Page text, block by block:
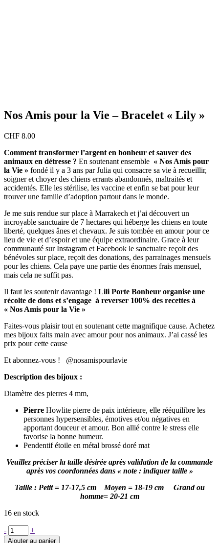
Nos Amis pour la Vie – Bracelet « Lily »
CHF 8.00
Comment transformer l’argent en bonheur et sauver des
animaux en détresse ? En soutenant ensemble « Nos Amis pour
la Vie » fondé il y a 3 ans par Julia qui consacre sa vie à recueillir,
soigner et choyer des chiens errants abandonnés, maltraités et
accidentés. Elle les stérilise, les vaccine et enfin se bat pour leur
trouver une famille d’adoption partout dans le monde.
Je me suis rendue sur place à Marrakech et j’ai découvert un
incroyable sanctuaire de 7 hectares qui héberge les chiens en toute
liberté, quelques ânes et chevaux. Je suis tombée en amour pour ce
lieu de vie et d’espoir et une équipe extraordinaire. Grace à leur
communauté sur Instagram et Facebook le sanctuaire reçoit des
bénévoles sur place, reçoit des donations, des parrainages mensuels
pour les chiens. Cela paye une partie des énormes frais mensuel,
mais cela ne suffit pas.
Il faut les soutenir davantage ! Lili Porte Bonheur organise une
récolte de dons et s’engage à reverser 100% des recettes à
« Nos Amis pour la Vie »
Faites-vous plaisir tout en soutenant cette magnifique cause. Achetez
mes bijoux faits main avec amour pour nos animaux. J’ai cassé les
prix pour cette cause
Et abonnez-vous ! @nosamispourlavie
Description des bijoux :
Diamètre des pierres 4 mm,
Pierre Howlite pierre de paix intérieure, elle rééquilibre les
personnes hypersensibles, émotives et/ou négatives en
apportant douceur et amour. Bon allié contre le stress elle
favorise la bonne humeur.
Pendentif étoile en métal brossé doré mat
Veuillez préciser la taille désirée après validation de la commande
après vos coordonnées dans « note : indiquer taille »
Taille : Petit = 17-17,5 cm Moyen = 18-19 cm Grand ou
homme= 20-21 cm
16 en stock
- quantité
de
+
Ajouter au panier